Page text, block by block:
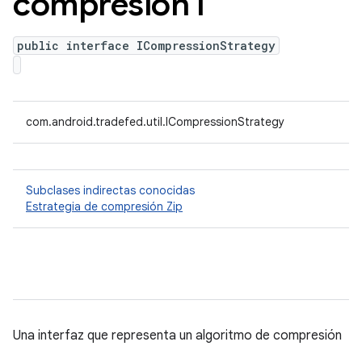
public interface ICompressionStrategy
com.android.tradefed.util.ICompressionStrategy
Subclases indirectas conocidas
Estrategia de compresión Zip
Una interfaz que representa un algoritmo de compresión